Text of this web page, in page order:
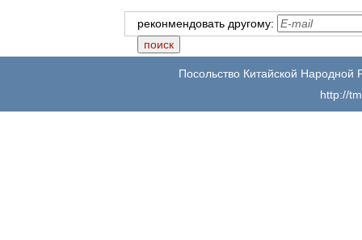
реконмендовать другому:
Посольство Китайской
http://